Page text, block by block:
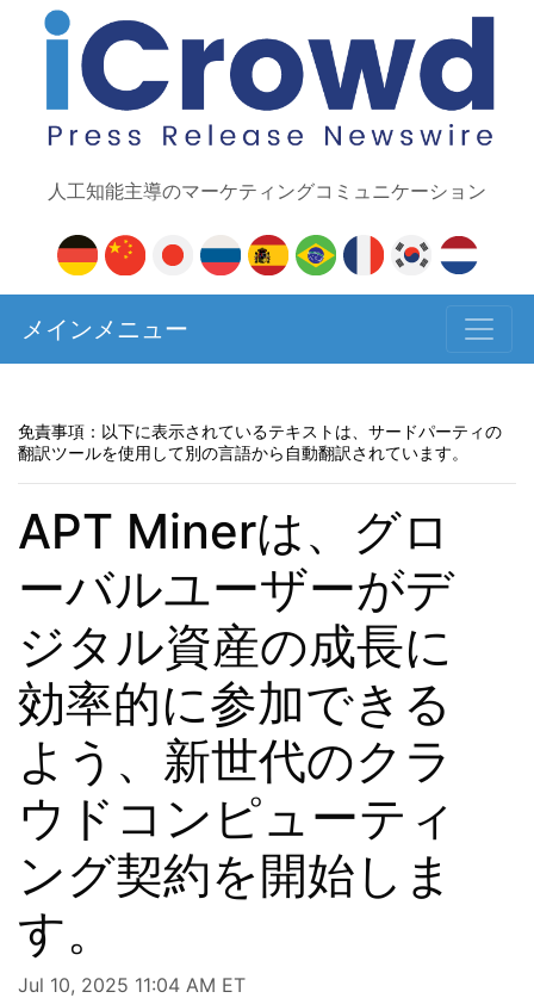
人工知能主導のマーケティングコミュニケーション
メインメニュー
免責事項：以下に表示されているテキストは、サードパーティの
翻訳ツールを使用して別の言語から自動翻訳されています。
APT Minerは、グロ
ーバルユーザーがデ
ジタル資産の成長に
効率的に参加できる
よう、新世代のクラ
ウドコンピューティ
ング契約を開始しま
す。
Jul 10, 2025 11:04 AM ET